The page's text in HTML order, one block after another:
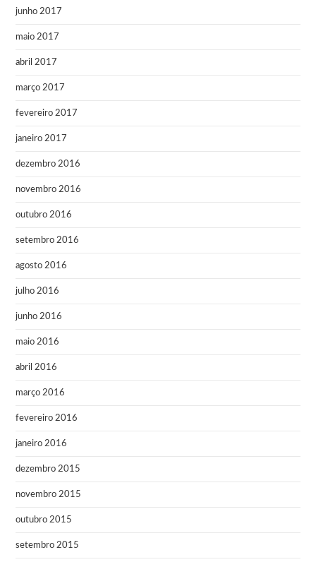
junho 2017
maio 2017
abril 2017
março 2017
fevereiro 2017
janeiro 2017
dezembro 2016
novembro 2016
outubro 2016
setembro 2016
agosto 2016
julho 2016
junho 2016
maio 2016
abril 2016
março 2016
fevereiro 2016
janeiro 2016
dezembro 2015
novembro 2015
outubro 2015
setembro 2015